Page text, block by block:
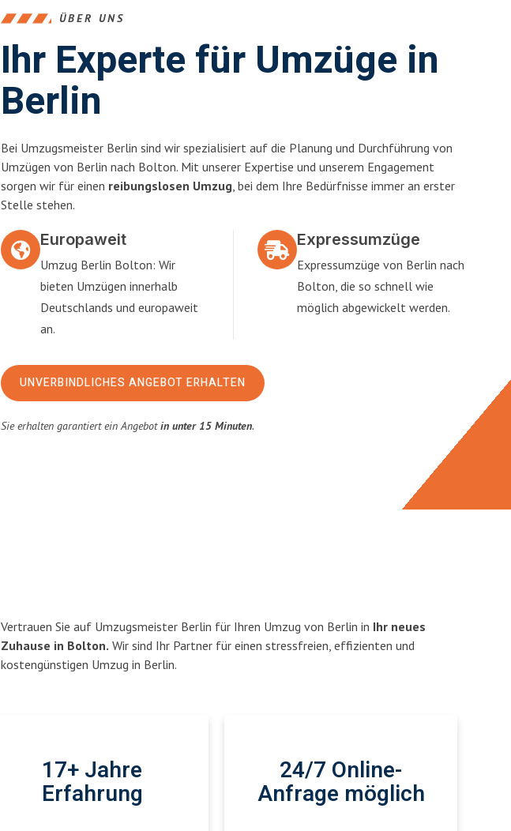
ÜBER UNS
Ihr Experte für Umzüge in
Berlin
Bei Umzugsmeister Berlin sind wir spezialisiert auf die Planung und Durchführung von
Umzügen von Berlin nach Bolton. Mit unserer Expertise und unserem Engagement
sorgen wir für einen reibungslosen Umzug, bei dem Ihre Bedürfnisse immer an erster
Stelle stehen.
Europaweit
Umzug Berlin Bolton: Wir
bieten Umzügen innerhalb
Deutschlands und europaweit
an.
Expressumzüge
Expressumzüge von Berlin nach
Bolton, die so schnell wie
möglich abgewickelt werden.
UNVERBINDLICHES ANGEBOT ERHALTEN
Sie erhalten garantiert ein Angebotin unter 15 Minuten.
Vertrauen Sie auf Umzugsmeister Berlin für Ihren Umzug von Berlin in Ihr neues
Zuhause in Bolton. Wir sind Ihr Partner für einen stressfreien, effizienten und
kostengünstigen Umzug in Berlin.
17+ Jahre
Erfahrung
24/7 Online-
Anfrage möglich